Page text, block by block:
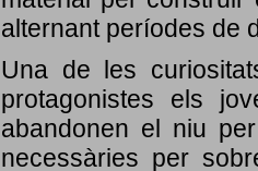
alternant períodes de
Una de les
protagonistes els
abandonen el niu
necessàries per